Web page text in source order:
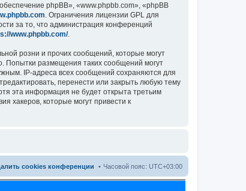
phpBB», «www.phpbb.com», «phpBB
. Ограничения лицензии GPL для
за то, что администрация конференций
www.phpbb.com/.
розни и прочих сообщений, которые могут
Попытки размещения таких сообщений могут
IP-адреса всех сообщений сохраняются для
перенести или закрыть любую тему
эта информация не будет открыта третьим
хакеров, которые могут привести к
Часовой пояс: UTC+03:00
cookies конференции